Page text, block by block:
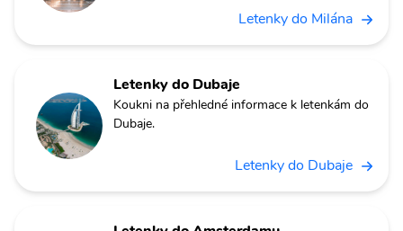
Letenky do Milána
Letenky do Dubaje
Koukni na přehledné informace k letenkám do
Dubaje.
Letenky do Dubaje